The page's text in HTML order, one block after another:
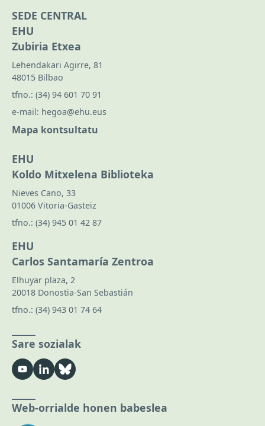
SEDE CENTRAL
EHU
Zubiria Etxea
Lehendakari Agirre, 81
48015 Bilbao
tfno.: (34) 94 601 70 91
e-mail: hegoa@ehu.eus
Mapa kontsultatu
EHU
Koldo Mitxelena Biblioteka
Nieves Cano, 33
01006 Vitoria-Gasteiz
tfno.: (34) 945 01 42 87
EHU
Carlos Santamaría Zentroa
Elhuyar plaza, 2
20018 Donostia-San Sebastián
tfno.: (34) 943 01 74 64
Sare sozialak
Web-orrialde honen babeslea